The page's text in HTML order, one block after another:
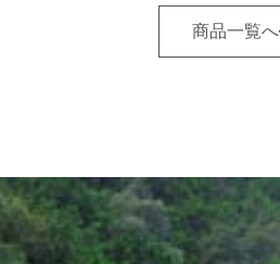
商品一覧へ